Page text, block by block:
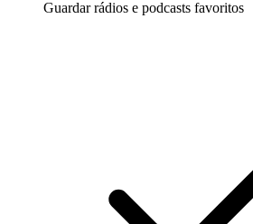
Guardar rádios e podcasts favoritos